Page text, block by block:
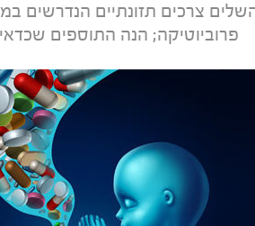
צרכים תזונתיים הנדרשים
פרוביוטיקה; הנה התוספים